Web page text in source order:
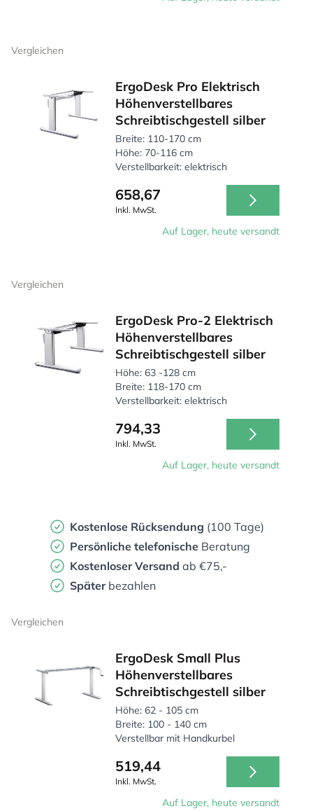
Vergleichen
ErgoDesk Pro Elektrisch
Höhenverstellbares
Schreibtischgestell silber
Breite: 110-170 cm
Höhe: 70-116 cm
Verstellbarkeit: elektrisch
658,67
Inkl. MwSt.
Auf Lager, heute versandt
Vergleichen
ErgoDesk Pro-2 Elektrisch
Höhenverstellbares
Schreibtischgestell silber
Höhe: 63 -128 cm
Breite: 118-170 cm
Verstellbarkeit: elektrisch
794,33
Inkl. MwSt.
Auf Lager, heute versandt
Kostenlose Rücksendung (100 Tage)
Persönliche telefonische Beratung
Kostenloser Versand ab €75,-
Später bezahlen
Vergleichen
ErgoDesk Small Plus
Höhenverstellbares
Schreibtischgestell silber
Höhe: 62 - 105 cm
Breite: 100 - 140 cm
Verstellbar mit Handkurbel
519,44
Inkl. MwSt.
Auf Lager, heute versandt